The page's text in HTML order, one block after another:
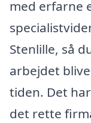
med erfarne
Stenlille, så
arbejdet
tiden. Det
det rette